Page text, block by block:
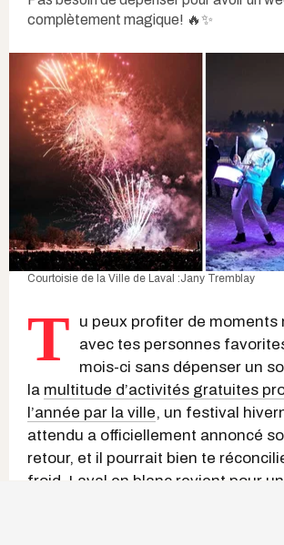
complètement magique! 🔥✨
Courtoisie de la Ville de Laval :Jany Tremblay
T
u peux profiter de moments
avec tes personnes
mois-ci sans dépenser un
la multitude d’activités gratuites
l’année par la ville, un festival
attendu a officiellement annoncé
retour, et il pourrait bien te
froid. Laval en blanc revient pour